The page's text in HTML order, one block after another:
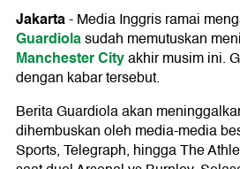
Jakarta-Media Inggris ramai
Guardiolasudah memutuskan
Manchester Cityakhir musim ini.
dengan kabar tersebut.
Berita Guardiola akan
dihembuskan oleh media-media
Sports, Telegraph, hingga The